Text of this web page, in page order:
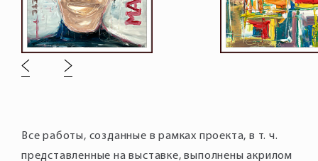
Все работы, созданные в рамках проекта, в т. ч.
представленные на выставке, выполнены акрилом